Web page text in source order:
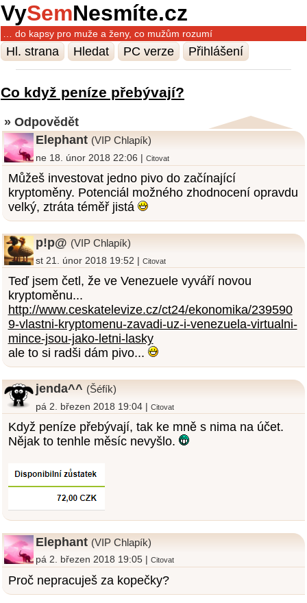
VySemNesmíte.cz
… do kapsy pro muže a ženy, co mužům rozumí
Hl. strana Hledat PC verze Přihlášení
Co když peníze přebývají?
» Odpovědět
Elephant (VIP Chlapík)
ne 18. únor 2018 22:06 |Citovat
Můžeš investovat jedno pivo do začínající
kryptoměny. Potenciál možného zhodnocení opravdu
velký, ztráta téměř jistá
p!p@ (VIP Chlapík)
st 21. únor 2018 19:52 |Citovat
Teď jsem četl, že ve Venezuele vyváří novou
kryptoměnu...
http://www.ceskatelevize.cz/ct24/ekonomika/239590
9-vlastni-kryptomenu-zavadi-uz-i-venezuela-virtualni-
mince-jsou-jako-letni-lasky
ale to si radši dám pivo...
jenda^^ (Šéfík)
pá 2. březen 2018 19:04 |Citovat
Když peníze přebývají, tak ke mně s nima na účet.
Nějak to tenhle měsíc nevyšlo.
Elephant (VIP Chlapík)
pá 2. březen 2018 19:05 |Citovat
Proč nepracuješ za kopečky?